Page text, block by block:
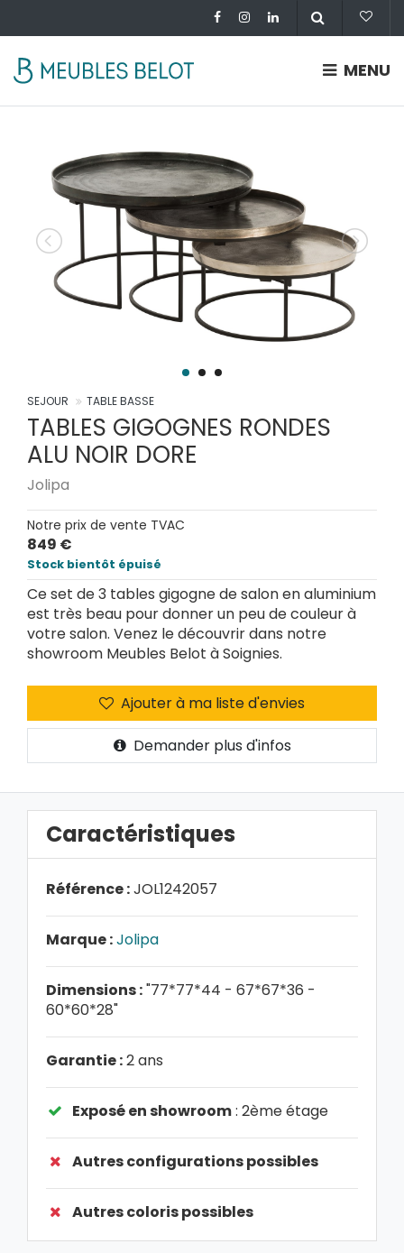
MENU
SEJOUR TABLE BASSE
TABLES GIGOGNES RONDES
ALU NOIR DORE
Jolipa
Notre prix de vente TVAC
849 €
Stock bientôt épuisé
Ce set de 3 tables gigogne de salon en aluminium
est très beau pour donner un peu de couleur à
votre salon. Venez le découvrir dans notre
showroom Meubles Belot à Soignies.
Ajouter à ma liste d'envies
Demander plus d'infos
Caractéristiques
Référence :JOL1242057
Marque :Jolipa
Dimensions :"77*77*44 - 67*67*36 -
60*60*28"
Garantie :2 ans
Exposé en showroom: 2ème étage
Autres configurations possibles
Autres coloris possibles